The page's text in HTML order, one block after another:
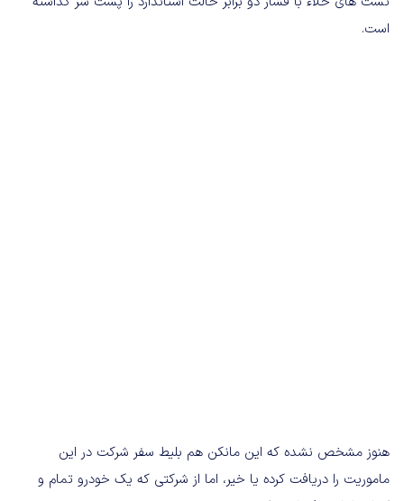
است.
هنوز مشخص نشده که این مانکن هم بلیط سفر شرکت در این
ماموریت را دریافت کرده یا خیر، اما از شرکتی که یک خودرو تمام و